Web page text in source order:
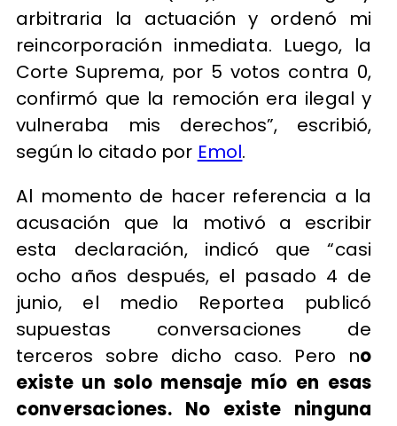
arbitraria la actuación y ordenó mi
reincorporación inmediata. Luego, la
Corte Suprema, por 5 votos contra 0,
confirmó que la remoción era ilegal y
vulneraba mis derechos”, escribió,
según lo citado por Emol.
Al momento de hacer referencia a la
acusación que la motivó a escribir
esta declaración, indicó que “casi
ocho años después, el pasado 4 de
junio, el medio Reportea publicó
supuestas conversaciones de
terceros sobre dicho caso. Pero no
existe un solo mensaje mío en esas
conversaciones. No existe ninguna